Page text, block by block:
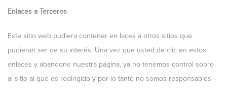
Enlaces a Terceros
Este sitio web pudiera contener en laces a otros sitios que
pudieran ser de su interés. Una vez que usted de clic en estos
enlaces y abandone nuestra página, ya no tenemos control sobre
al sitio al que es redirigido y por lo tanto no somos responsables